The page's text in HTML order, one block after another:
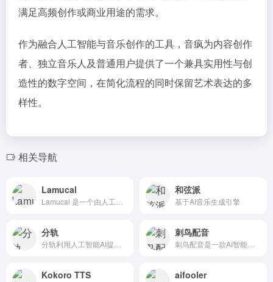
满足高频创作或商业用途的需求。
作为融合人工智能与音乐创作的工具，音疯为内容创作
者、独立音乐人及普通用户提供了一个兼具实用性与创
造性的数字空间，在简化流程的同时保留艺术表达的多
样性。
相关导航
Lamucal 和弦派
基于AI音乐生成引擎
分轨 刺鸟配音
Kokoro TTS aifooler